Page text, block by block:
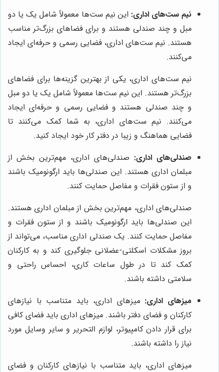
نیم ست‌های اداری: این نیم ست‌ها معمولاً شامل یک یا دو
مبل و چند صندلی هستند و برای فضاهای بزرگ‌تر مناسب
هستند. نیم ست‌های اداری، فضایی رسمی و حرفه‌ای ایجاد
می‌کنند.
نیم ست‌های اداری، یکی از بهترین گزینه‌ها برای فضاهای
بزرگ‌تر هستند. این نیم ست‌ها معمولاً شامل یک یا دو مبل
و چند صندلی هستند و فضایی رسمی و حرفه‌ای ایجاد
می‌کنند. نیم ست‌های اداری، به شما کمک می‌کنند تا
فضایی هماهنگ و زیبا در دفتر کار خود ایجاد کنید.
صندلی‌های اداری: صندلی‌های اداری، مهم‌ترین بخش از
مبلمان اداری هستند. این صندلی‌ها باید ارگونومیک باشند
و از ستون فقرات و مفاصل حمایت کنند.
صندلی‌های اداری، مهم‌ترین بخش از مبلمان اداری هستند.
این صندلی‌ها باید ارگونومیک باشند و از ستون فقرات و
مفاصل حمایت کنند. یک صندلی اداری مناسب، می‌تواند از
بروز مشکلات اسکلتی-عضلانی جلوگیری کند و به کارکنان
کمک کند تا در طول ساعات کاری، احساس راحتی و
سلامتی داشته باشند.
میزهای اداری: میزهای اداری، باید متناسب با نیازهای
کارکنان و فضای دفتر باشند. میزهای اداری باید فضای کافی
برای قرار دادن کامپیوتر، لوازم التحریر و سایر وسایل مورد
نیاز را داشته باشند.
میزهای اداری، باید متناسب با نیازهای کارکنان و فضای